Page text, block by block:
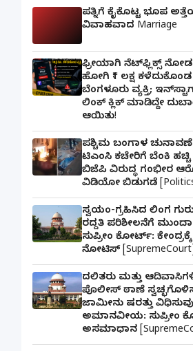
ಪತ್ನಿಗೆ ಕೈಕೊಟ್ಟ ಭೂಪ
ವಿವಾಹವಾದ Marriage
ಫ್ರೀಯಾಗಿ ನೆಟ್‌ಫ್ಲಿಕ್ಸ್
ಹೋಗಿ ₹1 ಲಕ್ಷ ಕಳೆದುಕೊಂಡ
ಬೆಂಗಳೂರು ವ್ಯಕ್ತಿ;
ಲಿಂಕ್ ಕ್ಲಿಕ್ ಮಾಡಿದ್ದೇ
ಆಯಿತು!
ಪಶ್ಚಿಮ ಬಂಗಾಳ
ಟಿಎಂಸಿ ಕಚೇರಿಗೆ ಬೆಂಕಿ
ಬಿಜೆಪಿ ವಿರುದ್ಧ ಗಂಭೀರ
ವಿಡಿಯೋ ಬಿಡುಗಡೆ
ಸ್ವಯಂ-ಗ್ರಹಿಸಿದ ಲಿಂಗ
ರದ್ದತಿ ಪರಿಶೀಲನೆಗೆ
ಸುಪ್ರೀಂ ಕೋರ್ಟ್: ಕೇಂದ್ರಕ್ಕೆ
ನೋಟಿಸ್ [SupremeCourt]
ದಲಿತರು ಮತ್ತು
ಪೊಲೀಸ್ ಠಾಣೆ
ಜಾಮೀನು ಷರತ್ತು
ಅಮಾನವೀಯ: ಸುಪ್ರೀಂ
ಅಸಮಾಧಾನ